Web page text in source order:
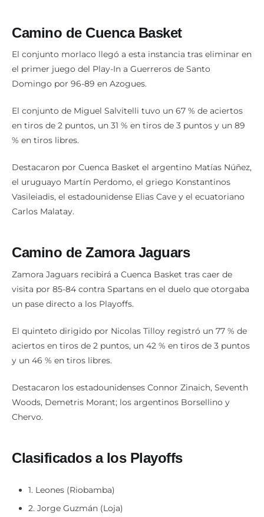
Camino de Cuenca Basket
El conjunto morlaco llegó a esta instancia tras eliminar en
el primer juego del Play-In a Guerreros de Santo
Domingo por 96-89 en Azogues.
El conjunto de Miguel Salvitelli tuvo un 67 % de aciertos
en tiros de 2 puntos, un 31 % en tiros de 3 puntos y un 89
% en tiros libres.
Destacaron por Cuenca Basket el argentino Matías Núñez,
el uruguayo Martín Perdomo, el griego Konstantinos
Vasileiadis, el estadounidense Elias Cave y el ecuatoriano
Carlos Malatay.
Camino de Zamora Jaguars
Zamora Jaguars recibirá a Cuenca Basket tras caer de
visita por 85-84 contra Spartans en el duelo que otorgaba
un pase directo a los Playoffs.
El quinteto dirigido por Nicolas Tilloy registró un 77 % de
aciertos en tiros de 2 puntos, un 42 % en tiros de 3 puntos
y un 46 % en tiros libres.
Destacaron los estadounidenses Connor Zinaich, Seventh
Woods, Demetris Morant; los argentinos Borsellino y
Chervo.
Clasificados a los Playoffs
1. Leones (Riobamba)
2. Jorge Guzmán (Loja)